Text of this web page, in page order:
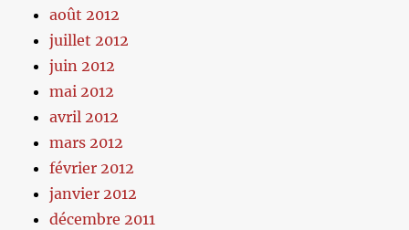
août 2012
juillet 2012
juin 2012
mai 2012
avril 2012
mars 2012
février 2012
janvier 2012
décembre 2011